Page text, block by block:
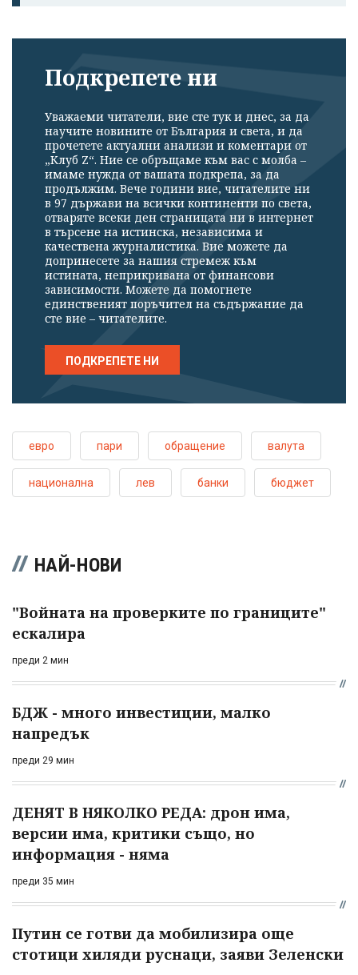
Подкрепете ни
Уважаеми читатели, вие сте тук и днес, за да
научите новините от България и света, и да
прочетете актуални анализи и коментари от
„Клуб Z“. Ние се обръщаме към вас с молба –
имаме нужда от вашата подкрепа, за да
продължим. Вече години вие, читателите ни
в 97 държави на всички континенти по света,
отваряте всеки ден страницата ни в интернет
в търсене на истинска, независима и
качествена журналистика. Вие можете да
допринесете за нашия стремеж към
истината, неприкривана от финансови
зависимости. Можете да помогнете
единственият поръчител на съдържание да
сте вие – читателите.
ПОДКРЕПЕТЕ НИ
евро пари обращение валута
национална лев банки бюджет
НАЙ-НОВИ
"Войната на проверките по границите"
ескалира
преди 2 мин
БДЖ - много инвестиции, малко
напредък
преди 29 мин
ДЕНЯТ В НЯКОЛКО РЕДА: дрон има,
версии има, критики също, но
информация - няма
преди 35 мин
Путин се готви да мобилизира още
стотици хиляди руснаци, заяви Зеленски